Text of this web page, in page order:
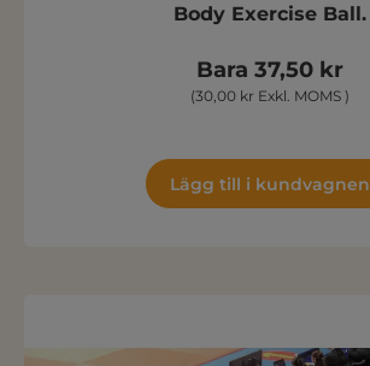
Body Exercise Ball.
Bara 37,50 kr
(30,00 kr Exkl. MOMS )
Lägg till i kundvagnen